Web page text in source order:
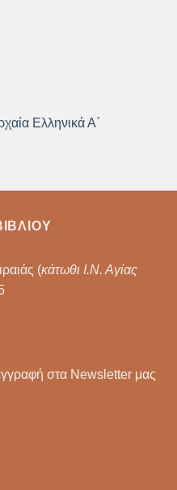
Ελληνικά Α΄
(κάτωθι Ι.Ν. Αγίας
στα Newsletter μας